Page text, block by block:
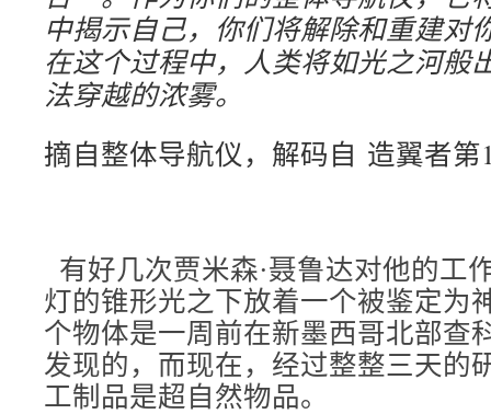
中揭示自己，你们将解除和重建对
在这个过程中，人类将如光之河般
法穿越的浓雾。
摘自整体导航仪，解码自 造翼者第
有好几次贾米森·聂鲁达对他的工
灯的锥形光之下放着一个被鉴定为
个物体是一周前在新墨西哥北部查
发现的，而现在，经过整整三天的
工制品是超自然物品。